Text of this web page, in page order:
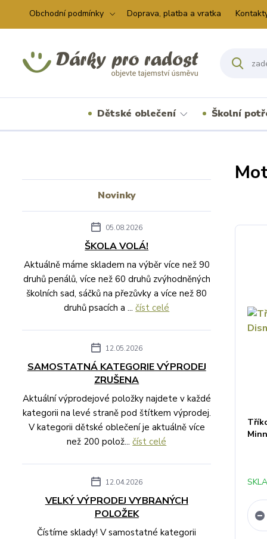
Obchodní podmínky Doprava, platba a vratka
Dětské oblečení Školní
Novinky
05.08.2026
ŠKOLA VOLÁ!
Aktuálně máme skladem na výběr více než 90
druhů penálů, více než 60 druhů zvýhodněných
školních sad, sáčků na přezůvky a více než 80
druhů psacích a ...číst celé
12.05.2026
SAMOSTATNÁ KATEGORIE VÝPRODEJ
ZRUŠENA
Aktuální výprodejové položky najdete v každé
kategorii na levé straně pod štítkem výprodej.
V kategorii dětské oblečení je aktuálně více
než 200 polož...číst celé
12.04.2026
VELKÝ VÝPRODEJ VYBRANÝCH
POLOŽEK
Čístíme sklady! V samostatné kategorii